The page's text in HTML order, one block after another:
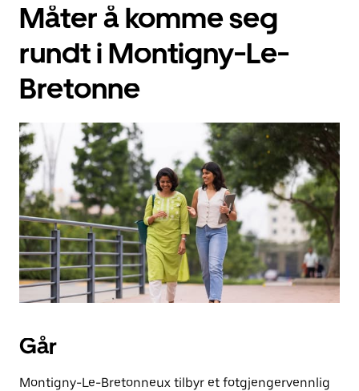
åpne
kalenderen
velge
dato.
Trykk
Esc-
knappen
for
å
lukke
kalenderen.
Måter å komme seg
rundt i Montigny-Le-
Bretonne
Går
Montigny-Le-Bretonneux tilbyr et fotgjengervennlig